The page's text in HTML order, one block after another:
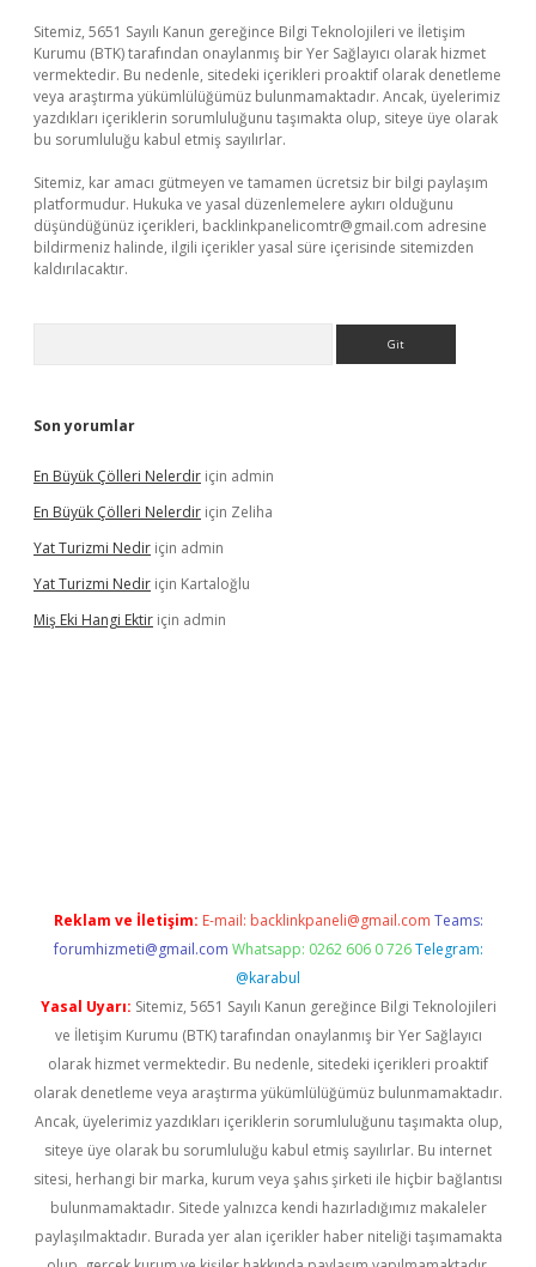
Sitemiz, 5651 Sayılı Kanun gereğince Bilgi Teknolojileri ve İletişim
Kurumu (BTK) tarafından onaylanmış bir Yer Sağlayıcı olarak hizmet
vermektedir. Bu nedenle, sitedeki içerikleri proaktif olarak denetleme
veya araştırma yükümlülüğümüz bulunmamaktadır. Ancak, üyelerimiz
yazdıkları içeriklerin sorumluluğunu taşımakta olup, siteye üye olarak
bu sorumluluğu kabul etmiş sayılırlar.
Sitemiz, kar amacı gütmeyen ve tamamen ücretsiz bir bilgi paylaşım
platformudur. Hukuka ve yasal düzenlemelere aykırı olduğunu
düşündüğünüz içerikleri, backlinkpanelicomtr@gmail.com adresine
bildirmeniz halinde, ilgili içerikler yasal süre içerisinde sitemizden
kaldırılacaktır.
Son yorumlar
En Büyük Çölleri Nelerdir için admin
En Büyük Çölleri Nelerdir için Zeliha
Yat Turizmi Nedir için admin
Yat Turizmi Nedir için Kartaloğlu
Miş Eki Hangi Ektir için admin
Reklam ve İletişim: E-mail: backlinkpaneli@gmail.com Teams:
forumhizmeti@gmail.com Whatsapp: 0262 606 0 726 Telegram:
@karabul
Yasal Uyarı: Sitemiz, 5651 Sayılı Kanun gereğince Bilgi Teknolojileri
ve İletişim Kurumu (BTK) tarafından onaylanmış bir Yer Sağlayıcı
olarak hizmet vermektedir. Bu nedenle, sitedeki içerikleri proaktif
olarak denetleme veya araştırma yükümlülüğümüz bulunmamaktadır.
Ancak, üyelerimiz yazdıkları içeriklerin sorumluluğunu taşımakta olup,
siteye üye olarak bu sorumluluğu kabul etmiş sayılırlar. Bu internet
sitesi, herhangi bir marka, kurum veya şahıs şirketi ile hiçbir bağlantısı
bulunmamaktadır. Sitede yalnızca kendi hazırladığımız makaleler
paylaşılmaktadır. Burada yer alan içerikler haber niteliği taşımamakta